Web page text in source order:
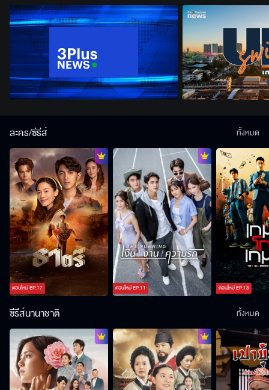
ละคร/ซีรีส์
ตอนใหม่EP.17 ตอนใหม่EP.11 ตอนใหม่EP.13
ทั้งหมด
ซีรีส์นานาชาติ ทั้งหมด